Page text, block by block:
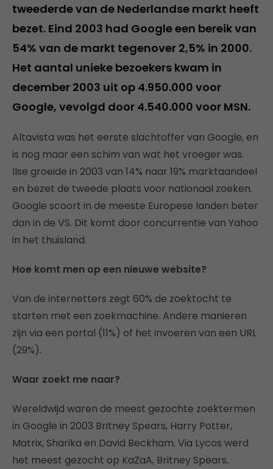
tweederde van de Nederlandse markt heeft
bezet. Eind 2003 had Google een bereik van
54% van de markt tegenover 2,5% in 2000.
Het aantal unieke bezoekers kwam in
december 2003 uit op 4.950.000 voor
Google, vevolgd door 4.540.000 voor MSN.
Altavista was het eerste slachtoffer van Google, en
is nog maar een schim van wat het vroeger was.
Ilse groeide in 2003 van 14% naar 19% marktaandeel
en bezet de tweede plaats voor nationaal zoeken.
Google scoort in de meeste Europese landen beter
dan in de VS. Dit komt door concurrentie van Yahoo
in het thuisland.
Hoe komt men op een nieuwe website?
Van de internetters zegt 60% de zoektocht te
starten met een zoekmachine. Andere manieren
zijn via een portal (11%) of het invoeren van een URL
(29%).
Waar zoekt me naar?
Wereldwijd waren de meest gezochte zoektermen
in Google in 2003 Britney Spears, Harry Potter,
Matrix, Sharika en David Beckham. Via Lycos werd
het meest gezocht op KaZaA, Britney Spears,